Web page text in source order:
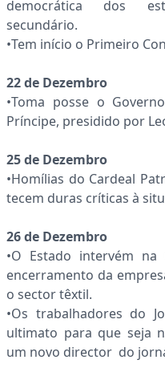
democrática dos
secundário.
•Tem início o Primeiro
22 de Dezembro
•Toma posse o
Príncipe, presidido por
25 de Dezembro
•Homílias do Cardeal
tecem duras críticas à
26 de Dezembro
•O Estado intervém
encerramento da
o sector têxtil.
•Os trabalhadores do
ultimato para que seja
um novo director do